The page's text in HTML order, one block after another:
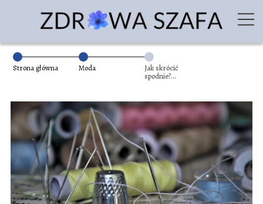
Strona główna Moda
Jak skrócić
spodnie?